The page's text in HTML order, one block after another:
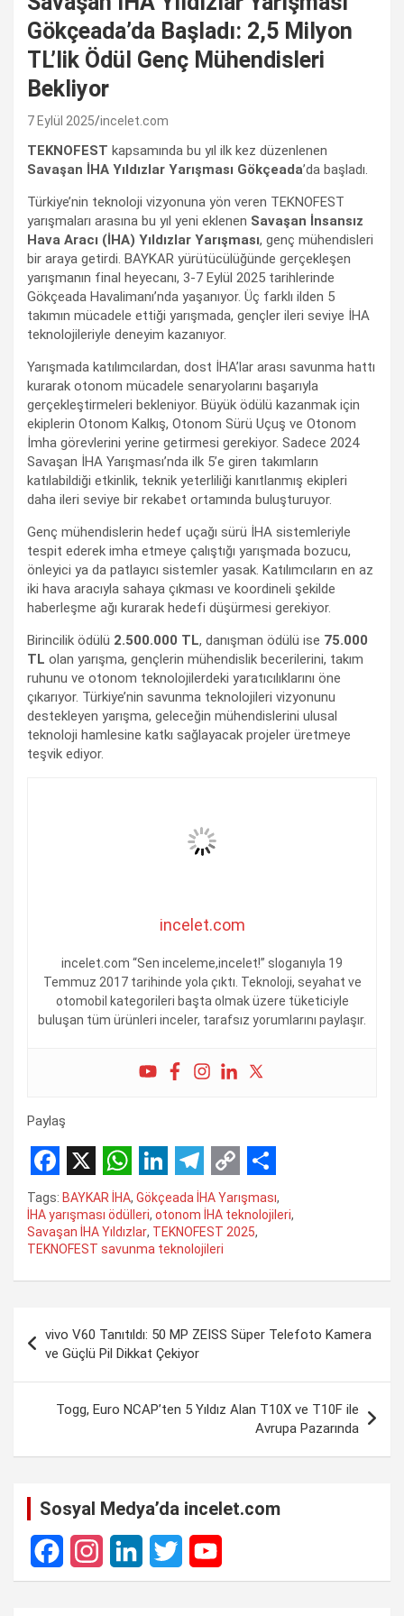
Gökçeada’da Başladı: 2,5 Milyon
TL’lik Ödül Genç Mühendisleri
Bekliyor
7 Eylül 2025 incelet.com
TEKNOFEST kapsamında bu yıl ilk kez düzenlenen
Savaşan İHA Yıldızlar Yarışması Gökçeada’da başladı.
Türkiye’nin teknoloji vizyonuna yön veren TEKNOFEST
yarışmaları arasına bu yıl yeni eklenen Savaşan İnsansız
Hava Aracı (İHA) Yıldızlar Yarışması, genç mühendisleri
bir araya getirdi. BAYKAR yürütücülüğünde gerçekleşen
yarışmanın final heyecanı, 3-7 Eylül 2025 tarihlerinde
Gökçeada Havalimanı’nda yaşanıyor. Üç farklı ilden 5
takımın mücadele ettiği yarışmada, gençler ileri seviye İHA
teknolojileriyle deneyim kazanıyor.
Yarışmada katılımcılardan, dost İHA’lar arası savunma hattı
kurarak otonom mücadele senaryolarını başarıyla
gerçekleştirmeleri bekleniyor. Büyük ödülü kazanmak için
ekiplerin Otonom Kalkış, Otonom Sürü Uçuş ve Otonom
İmha görevlerini yerine getirmesi gerekiyor. Sadece 2024
Savaşan İHA Yarışması’nda ilk 5’e giren takımların
katılabildiği etkinlik, teknik yeterliliği kanıtlanmış ekipleri
daha ileri seviye bir rekabet ortamında buluşturuyor.
Genç mühendislerin hedef uçağı sürü İHA sistemleriyle
tespit ederek imha etmeye çalıştığı yarışmada bozucu,
önleyici ya da patlayıcı sistemler yasak. Katılımcıların en az
iki hava aracıyla sahaya çıkması ve koordineli şekilde
haberleşme ağı kurarak hedefi düşürmesi gerekiyor.
Birincilik ödülü 2.500.000 TL, danışman ödülü ise 75.000
TL olan yarışma, gençlerin mühendislik becerilerini, takım
ruhunu ve otonom teknolojilerdeki yaratıcılıklarını öne
çıkarıyor. Türkiye’nin savunma teknolojileri vizyonunu
destekleyen yarışma, geleceğin mühendislerini ulusal
teknoloji hamlesine katkı sağlayacak projeler üretmeye
teşvik ediyor.
incelet.com
incelet.com “Sen inceleme,incelet!” sloganıyla 19
Temmuz 2017 tarihinde yola çıktı. Teknoloji, seyahat ve
otomobil kategorileri başta olmak üzere tüketiciyle
buluşan tüm ürünleri inceler, tarafsız yorumlarını paylaşır.
Paylaş
F
a
c
e
o
o
k
X W
h
a
t
A
p
p
L
i
n
k
d
I
n
T
e
l
e
r
a
m
C
o
p
y
i
k
S
h
a
r
Tags: BAYKAR İHA, Gökçeada İHA Yarışması,
İHA yarışması ödülleri, otonom İHA teknolojileri,
Savaşan İHA Yıldızlar, TEKNOFEST 2025,
TEKNOFEST savunma teknolojileri
gezinmesi
vivo V60 Tanıtıldı: 50 MP ZEISS Süper Telefoto Kamera
ve Güçlü Pil Dikkat Çekiyor
Togg, Euro NCAP’ten 5 Yıldız Alan T10X ve T10F ile
Avrupa Pazarında
Sosyal Medya’da incelet.com
F
I
L
T
Y